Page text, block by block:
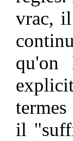
vrac,
qu'on
il